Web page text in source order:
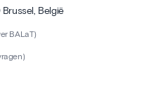
België
BALaT)